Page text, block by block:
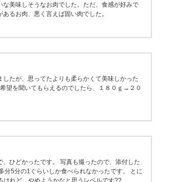
美味しそうなお肉でした。ただ、食感が好みで
るお肉、悪く言えば固い肉でした。
たが、思ってたよりも柔らかくて美味しかった
望を聞いてもらえるのでしたら、１８０ｇ→２０
ひどかったです。 写真も撮ったので、添付した
分5分の1ぐらいしか食べられなかったです。 とに
れど、やめようかなと思うレベルです??